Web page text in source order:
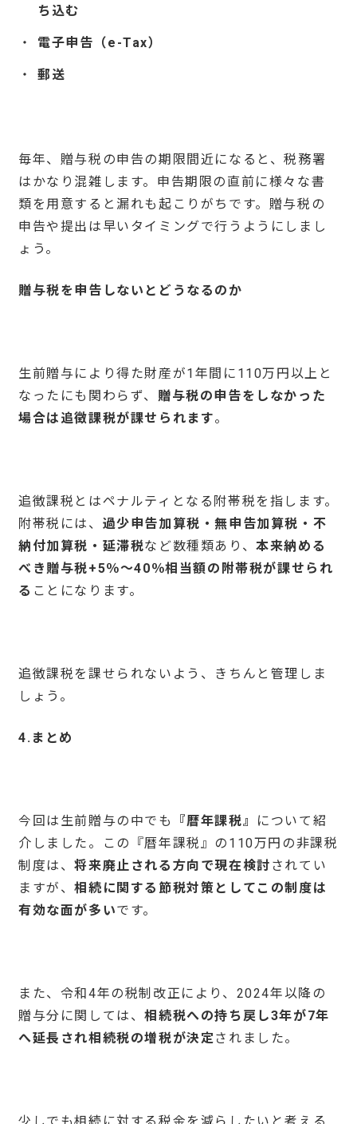
ち込む
電子申告（e-Tax）
郵送
毎年、贈与税の申告の期限間近になると、税務署
はかなり混雑します。申告期限の直前に様々な書
類を用意すると漏れも起こりがちです。贈与税の
申告や提出は早いタイミングで行うようにしまし
ょう。
贈与税を申告しないとどうなるのか
生前贈与により得た財産が1年間に110万円以上と
なったにも関わらず、 贈与税の申告をしなかった
場合は 追徴課税が課せられます。
追徴課税とはペナルティとなる附帯税を指します。
附帯税には、 過少申告加算税・無申告加算税・不
納付加算税・延滞税など数種類あり、本来納める
べき贈与税+5％〜40％相当額の附帯税が課せられ
る ことになります。
追徴課税を課せられないよう、きちんと管理しま
しょう。
4. まとめ
今回は生前贈与の中でも 『暦年課税』 について紹
介しました。この『暦年課税』の110万円の非課税
制度は、将来廃止される方向で現在検討 されてい
ますが、相続に関する節税対策としてこの制度は
有効な面が多いです。
また、令和4年の税制改正により、2024年以降の
贈与分に関しては、相続税への持ち戻し3年が7年
へ延長 され相続税の増税が決定されました。